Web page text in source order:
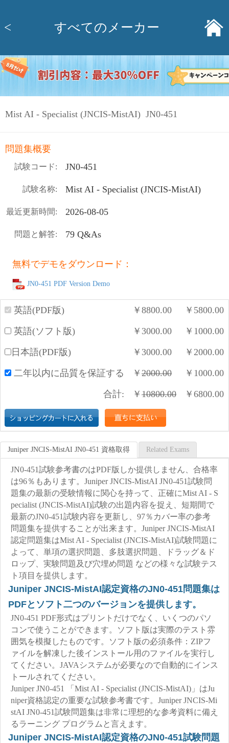
< すべてのメーカー
Mist AI - Specialist (JNCIS-MistAI) JN0-451
問題集概要
試験コード: JN0-451
試験名称: Mist AI - Specialist (JNCIS-MistAI)
最近更新時間: 2026-08-05
問題と解答: 79 Q&As
無料でデモをダウンロード：
JN0-451 PDF Version Demo
英語(PDF版) ￥ 8800.00 ￥ 5800.00
英語(ソフト版) ￥ 3000.00 ￥ 1000.00
日本語(PDF版) ￥ 3000.00 ￥ 2000.00
二年以内に品質を保証する ￥ 2000.00 ￥ 1000.00
合計: ￥ 10800.00 ￥ 6800.00
Juniper JNCIS-MistAI JN0-451 資格取得 Related Exams
JN0-451試験参考書のはPDF版しか提供しません、合格率
は96％もあります。Juniper JNCIS-MistAI JN0-451試験問
題集の最新の受験情報に関心を持って、正確にMist AI - S
pecialist (JNCIS-MistAI)試験の出題内容を捉え、短期間で
最新のJN0-451試験内容を更新し、97％カバー率の参考
問題集を提供することが出来ます。Juniper JNCIS-MistAI
認定問題集はMist AI - Specialist (JNCIS-MistAI)試験問題に
よって、単項の選択問題、多肢選択問題、ドラッグ＆ド
ロップ、実験問題及び穴埋め問題 などの様々な試験テス
ト項目を提供します。
Juniper JNCIS-MistAI認定資格のJN0-451問題集は
PDFとソフト二つのバージョンを提供します。
JN0-451 PDF形式はプリントだけでなく、いくつのパソ
コンで使うことができます。ソフト版は実際のテスト雰
囲気を模擬したものです。ソフト版の必須条件：ZIPフ
ァイルを解凍した後インストール用のファイルを実行し
てください。JAVAシステムが必要なので自動的にインス
トールされてください。
Juniper JN0-451 「Mist AI - Specialist (JNCIS-MistAI)」はJu
niper資格認定の重要な試験参考書です。Juniper JNCIS-Mi
stAI JN0-451試験問題集は非常に理想的な参考資料に備え
るラーニング プログラムと言えます。
Juniper JNCIS-MistAI認定資格のJN0-451試験問題